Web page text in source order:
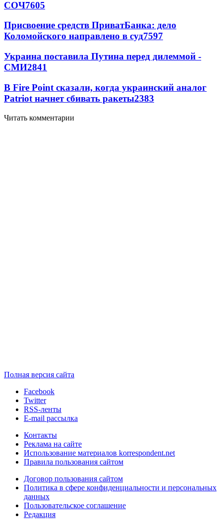
СОЧ7605
Присвоение средств ПриватБанка: дело
Коломойского направлено в суд7597
Украина поставила Путина перед дилеммой -
СМИ2841
В Fire Point сказали, когда украинский аналог
Patriot начнет сбивать ракеты2383
Читать комментарии
Полная версия сайта
Facebook
Twitter
RSS-ленты
E-mail рассылка
Контакты
Реклама на сайте
Использование материалов korrespondent.net
Правила пользования сайтом
Договор пользования сайтом
Политика в сфере конфиденциальности и персональных
данных
Пользовательское соглашение
Редакция